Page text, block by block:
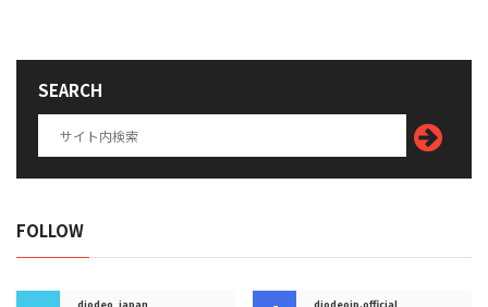
SEARCH
FOLLOW